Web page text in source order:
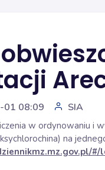
01 08:09 SIA
w ordynowaniu i
na